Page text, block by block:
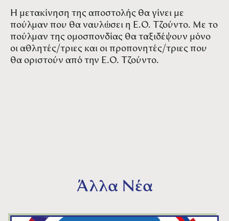
Η μετακίνηση της αποστολής θα γίνει με
πούλμαν που θα ναυλώσει η Ε.Ο. Τζούντο. Με το
πούλμαν της ομοσπονδίας θα ταξιδέψουν μόνο
οι αθλητές/τριες και οι προπονητές/τριες που
θα οριστούν από την Ε.Ο. Τζούντο.
Άλλα Νέα